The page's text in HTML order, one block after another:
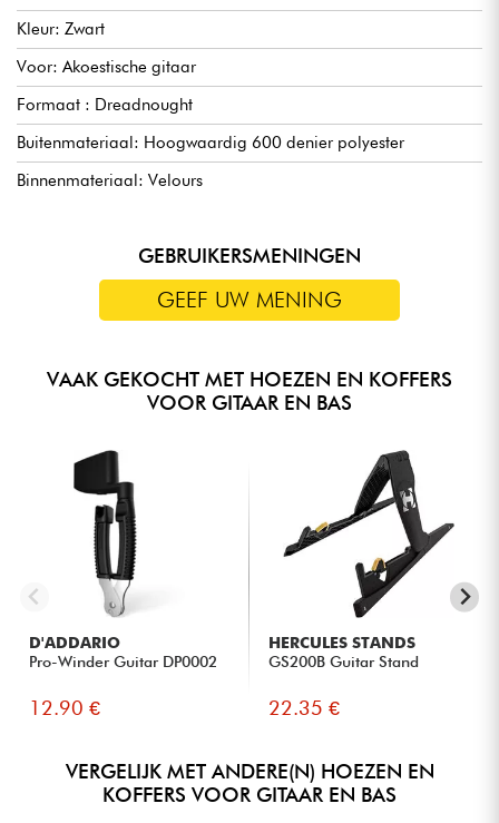
statement dat voldoet aan de behoeften van de moderne
muzikant. Trotseer elke beweging met vertrouwen en stijl,
dankzij de AESF-N semi-hard koffer.
Kleur: Zwart
Voor: Akoestische gitaar
Formaat : Dreadnought
Buitenmateriaal: Hoogwaardig 600 denier polyester
Binnenmateriaal: Velours
GEBRUIKERSMENINGEN
GEEF UW MENING
VAAK GEKOCHT MET HOEZEN EN KOFFERS
VOOR GITAAR EN BAS
D'ADDARIO
Pro-Winder Guitar DP0002
12.90 €
HERCULES STANDS
GS200B Guitar Stand
22.35 €
VERGELIJK MET ANDERE(N) HOEZEN EN
KOFFERS VOOR GITAAR EN BAS